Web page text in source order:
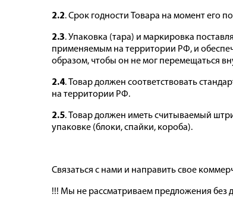
2.2. Срок годности Товара на момент его
2.3. Упаковка (тара) и маркировка
применяемым на территории РФ, и
образом, чтобы он не мог перемещаться
2.4. Товар должен соответствовать
на территории РФ.
2.5. Товар должен иметь считываемый
упаковке (блоки, спайки, короба).
Связаться с нами и направить свое
!!! Мы не рассматриваем предложения без